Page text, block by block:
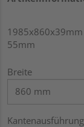
1985x860x39mm
55mm
Breite
Kantenausführung